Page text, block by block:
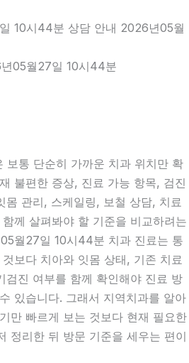
10시44분 상담 안내 2026년05월
05월27일 10시44분
보통 단순히 가까운 치과 위치만 확
불편한 증상, 진료 가능 항목, 검진
몸 관리, 스케일링, 보철 상담, 치료
께 살펴봐야 할 기준을 비교하려는
월27일 10시44분 치과 진료는 통
보다 치아와 잇몸 상태, 기존 치료
검진 여부를 함께 확인해야 진료 방
있습니다. 그래서 지역치과를 알아
만 빠르게 보는 것보다 현재 필요한
정리한 뒤 방문 기준을 세우는 편이